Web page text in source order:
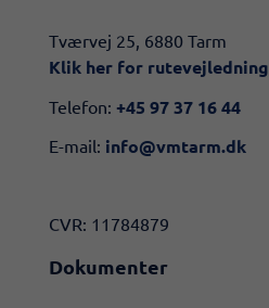
​​Tværvej 25, 6880 Tarm
Klik her for rutevejledning​
Telefon: +45 97 37 16 44
E-mail: info@vmtarm.dk
CVR: 11784879
Dokumenter